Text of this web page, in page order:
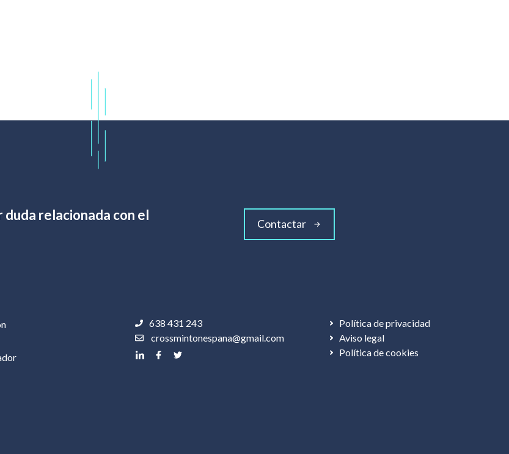
relacionada con el
Contactar
638 431 243
crossmintonespana@gmail.com
Política de privacidad
Aviso legal
Política de cookies